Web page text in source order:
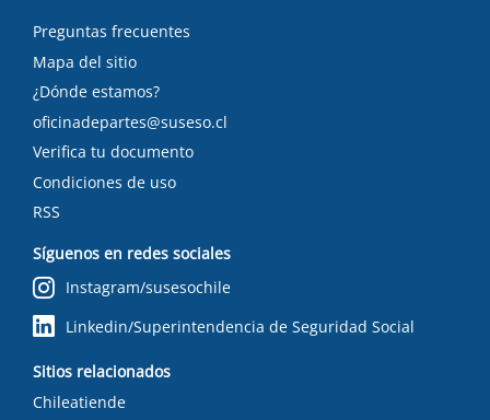
Preguntas frecuentes
Mapa del sitio
¿Dónde estamos?
oficinadepartes@suseso.cl
Verifica tu documento
Condiciones de uso
RSS
Síguenos en redes sociales
Instagram/susesochile
Linkedin/Superintendencia de Seguridad Social
Sitios relacionados
Chileatiende